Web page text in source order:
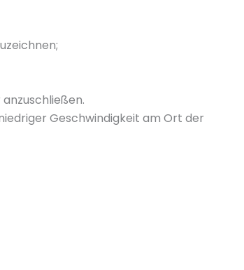
Geschwindigkeit am Ort der